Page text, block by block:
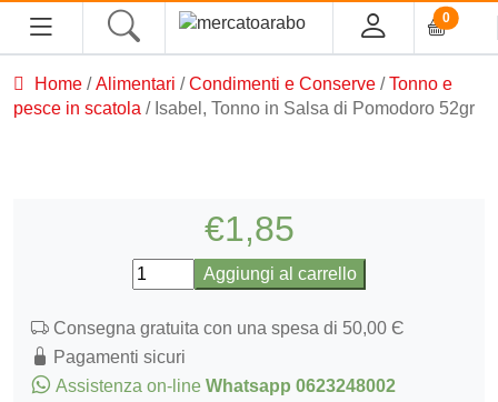
0
HOME
PROFUMI ARABI
SOUK
MACELLERIA
Home/Alimentari /Condimenti e Conserve/Tonno e
pesce in scatola / Isabel, Tonno in Salsa di Pomodoro 52gr
€1,85
Isabel,
Tonno
Salsa
di
Pomodoro
Aggiungi al carrello
Consegna gratuita con una spesa di 50,00 Є
Pagamenti sicuri
Assistenza on-line Whatsapp 0623248002